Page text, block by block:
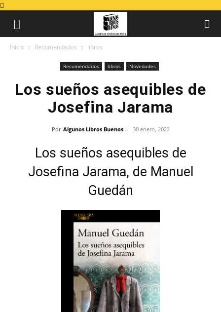
Inicio Recomendados libros
Recomendados libros Novedades
Los sueños asequibles de
Josefina Jarama
Por Algunos Libros Buenos - 30 enero, 2022
Los sueños asequibles de
Josefina Jarama, de Manuel
Guedán